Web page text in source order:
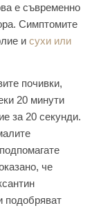
е съвременно
Симптомите
и сухи или
почивки,
20 минути
за 20 секунди.
че
подобряват